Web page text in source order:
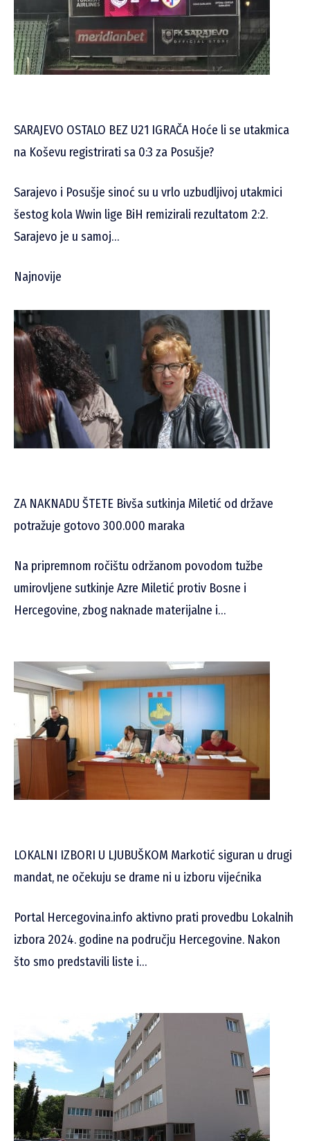
SARAJEVO OSTALO BEZ U21 IGRAČA Hoće li se utakmica
na Koševu registrirati sa 0:3 za Posušje?
Sarajevo i Posušje sinoć su u vrlo uzbudljivoj utakmici
šestog kola Wwin lige BiH remizirali rezultatom 2:2.
Sarajevo je u samoj…
Najnovije
ZA NAKNADU ŠTETE Bivša sutkinja Miletić od države
potražuje gotovo 300.000 maraka
Na pripremnom ročištu održanom povodom tužbe
umirovljene sutkinje Azre Miletić protiv Bosne i
Hercegovine, zbog naknade materijalne i…
LOKALNI IZBORI U LJUBUŠKOM Markotić siguran u drugi
mandat, ne očekuju se drame ni u izboru vijećnika
Portal Hercegovina.info aktivno prati provedbu Lokalnih
izbora 2024. godine na području Hercegovine. Nakon
što smo predstavili liste i…